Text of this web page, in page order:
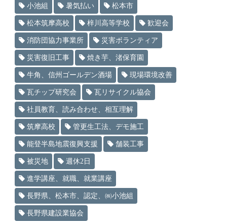
小池組 暑気払い 松本市
松本筑摩高校 梓川高等学校 歓迎会
消防団協力事業所 災害ボランティア
災害復旧工事 焼き芋、渚保育園
牛角、信州ゴールデン酒場 現場環境改善
瓦チップ研究会 瓦リサイクル協会
社員教育、読み合わせ、相互理解
筑摩高校 管更生工法、デモ施工
能登半島地震復興支援 舗装工事
被災地 週休2日
進学講座、就職、就業講座
長野県、松本市、認定、㈱小池組
長野県建設業協会